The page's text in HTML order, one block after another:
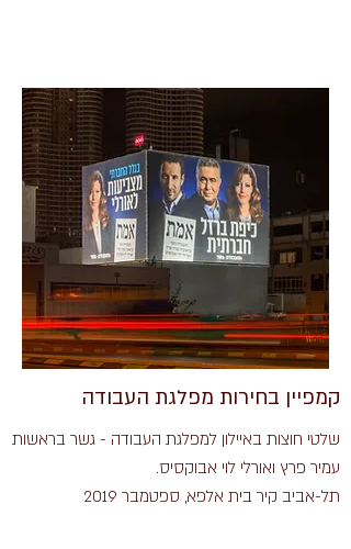
קמפיין בחירות מפלגת העבודה
שלטי חוצות באיילון למפלגת העבודה - גשר בראשות
עמיר פרץ ואורלי לוי אבוקסיס.
תל-אביב קיר בית אלפא, ספטמבר 2019